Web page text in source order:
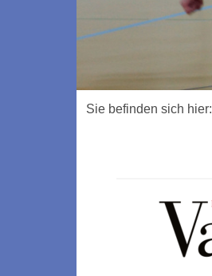
Sie befinden sich hier: